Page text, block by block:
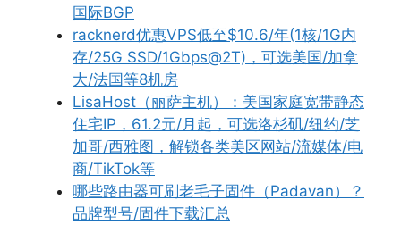
国际BGP
racknerd优惠VPS低至$10.6/年(1核/1G内
存/25G SSD/1Gbps@2T)，可选美国/加拿
大/法国等8机房
LisaHost（丽萨主机）：美国家庭宽带静态
住宅IP，61.2元/月起，可选洛杉矶/纽约/芝
加哥/西雅图，解锁各类美区网站/流媒体/电
商/TikTok等
哪些路由器可刷老毛子固件（Padavan）？
品牌型号/固件下载汇总